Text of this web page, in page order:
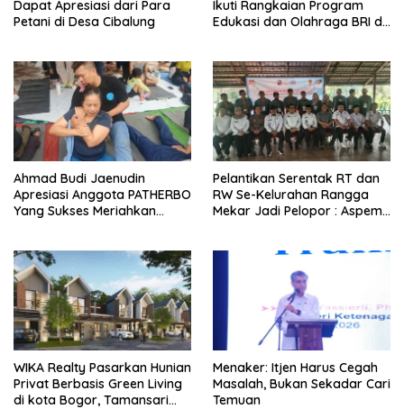
Dapat Apresiasi dari Para
Petani di Desa Cibalung
Ikuti Rangkaian Program
Edukasi dan Olahraga BRI di
Ahmad Budi Jaenudin
Apresiasi Anggota PATHERBO
Yang Sukses Meriahkan
Pelantikan Serentak RT dan
RW Se-Kelurahan Rangga
Mekar Jadi Pelopor : Aspem
WIKA Realty Pasarkan Hunian
Privat Berbasis Green Living
di kota Bogor, Tamansari
Menaker: Itjen Harus Cegah
Masalah, Bukan Sekadar Cari
Temuan